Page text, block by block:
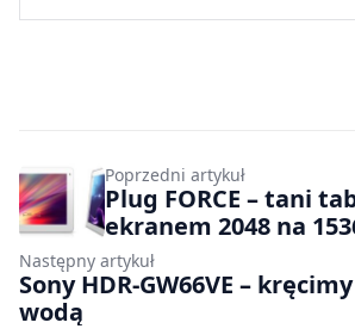
Poprzedni artykuł
Plug FORCE – tani
ekranem 2048 na
Następny artykuł
Sony HDR-GW66VE –
wodą